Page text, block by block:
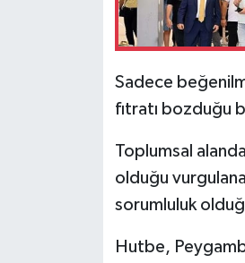
Sadece
fıtratı bozduğu
Toplumsal
olduğu
sorumluluk
Hutbe,